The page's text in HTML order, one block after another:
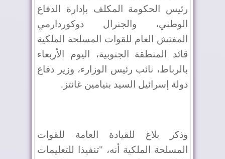
رئيس الحكومة المكلف بإدارة الدفاع
الوطني، والجنرال دوكوردارمي
المفتش العام للقوات المسلحة الملكية
قائد المنطقة الجنوبية، اليوم الأربعاء
بالرباط، نائب رئيس الوزارء، وزير دفاع
دولة إسرائيل السيد بنيامين غانتز.
وذكر بلاغ للقيادة العامة للقوات
المسلحة الملكية أنه، "تنفيذا للتعليمات